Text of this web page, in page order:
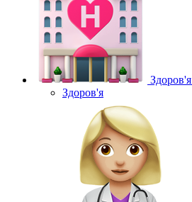
Здоров'я
Здоров'я